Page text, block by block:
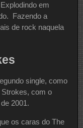
em
Fazendo a
de rock naquela
single, como
com o
2001.
os caras do The